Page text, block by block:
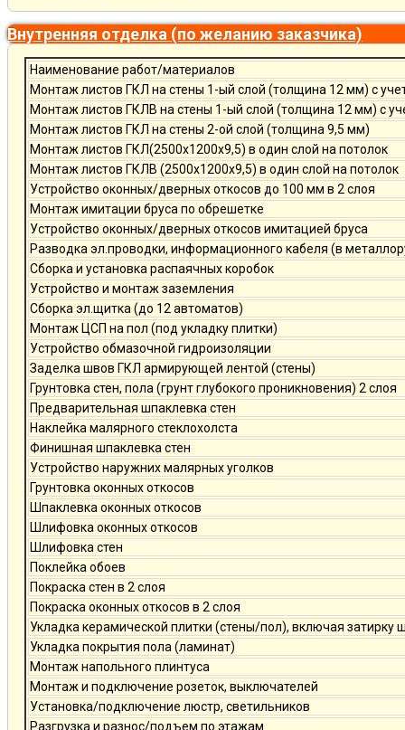
Внутренняя отделка (по желанию заказчика)
Наименование работ/материалов
Монтаж листов ГКЛ на стены 1-ый слой (толщина 12 мм) с
Монтаж листов ГКЛВ на стены 1-ый слой (толщина 12 мм) с
Монтаж листов ГКЛ на стены 2-ой слой (толщина 9,5 мм)
Монтаж листов ГКЛ(2500х1200х9,5) в один слой на потолок
Монтаж листов ГКЛВ (2500х1200х9,5) в один слой на потолок
Устройство оконных/дверных откосов до 100 мм в 2 слоя
Монтаж имитации бруса по обрешетке
Устройство оконных/дверных откосов имитацией бруса
Разводка эл.проводки, информационного кабеля (в
Сборка и установка распаячных коробок
Устройство и монтаж заземления
Сборка эл.щитка (до 12 автоматов)
Монтаж ЦСП на пол (под укладку плитки)
Устройство обмазочной гидроизоляции
Заделка швов ГКЛ армирующей лентой (стены)
Грунтовка стен, пола (грунт глубокого проникновения) 2 слоя
Предварительная шпаклевка стен
Наклейка малярного стеклохолста
Финишная шпаклевка стен
Устройство наружних малярных уголков
Грунтовка оконных откосов
Шпаклевка оконных откосов
Шлифовка оконных откосов
Шлифовка стен
Поклейка обоев
Покраска стен в 2 слоя
Покраска оконных откосов в 2 слоя
Укладка керамической плитки (стены/пол), включая затирку
Укладка покрытия пола (ламинат)
Монтаж напольного плинтуса
Монтаж и подключение розеток, выключателей
Установка/подключение люстр, светильников
Разгрузка и разнос/подъем по этажам